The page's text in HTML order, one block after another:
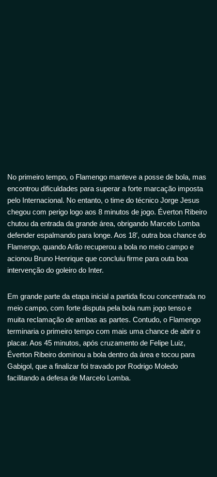
No primeiro tempo, o Flamengo manteve a posse de bola, mas
encontrou dificuldades para superar a forte marcação imposta
pelo Internacional. No entanto, o time do técnico Jorge Jesus
chegou com perigo logo aos 8 minutos de jogo. Éverton Ribeiro
chutou da entrada da grande área, obrigando Marcelo Lomba
defender espalmando para longe. Aos 18′, outra boa chance do
Flamengo, quando Arão recuperou a bola no meio campo e
acionou Bruno Henrique que concluiu firme para outa boa
intervenção do goleiro do Inter.
Em grande parte da etapa inicial a partida ficou concentrada no
meio campo, com forte disputa pela bola num jogo tenso e
muita reclamação de ambas as partes. Contudo, o Flamengo
terminaria o primeiro tempo com mais uma chance de abrir o
placar. Aos 45 minutos, após cruzamento de Felipe Luiz,
Éverton Ribeiro dominou a bola dentro da área e tocou para
Gabigol, que a finalizar foi travado por Rodrigo Moledo
facilitando a defesa de Marcelo Lomba.